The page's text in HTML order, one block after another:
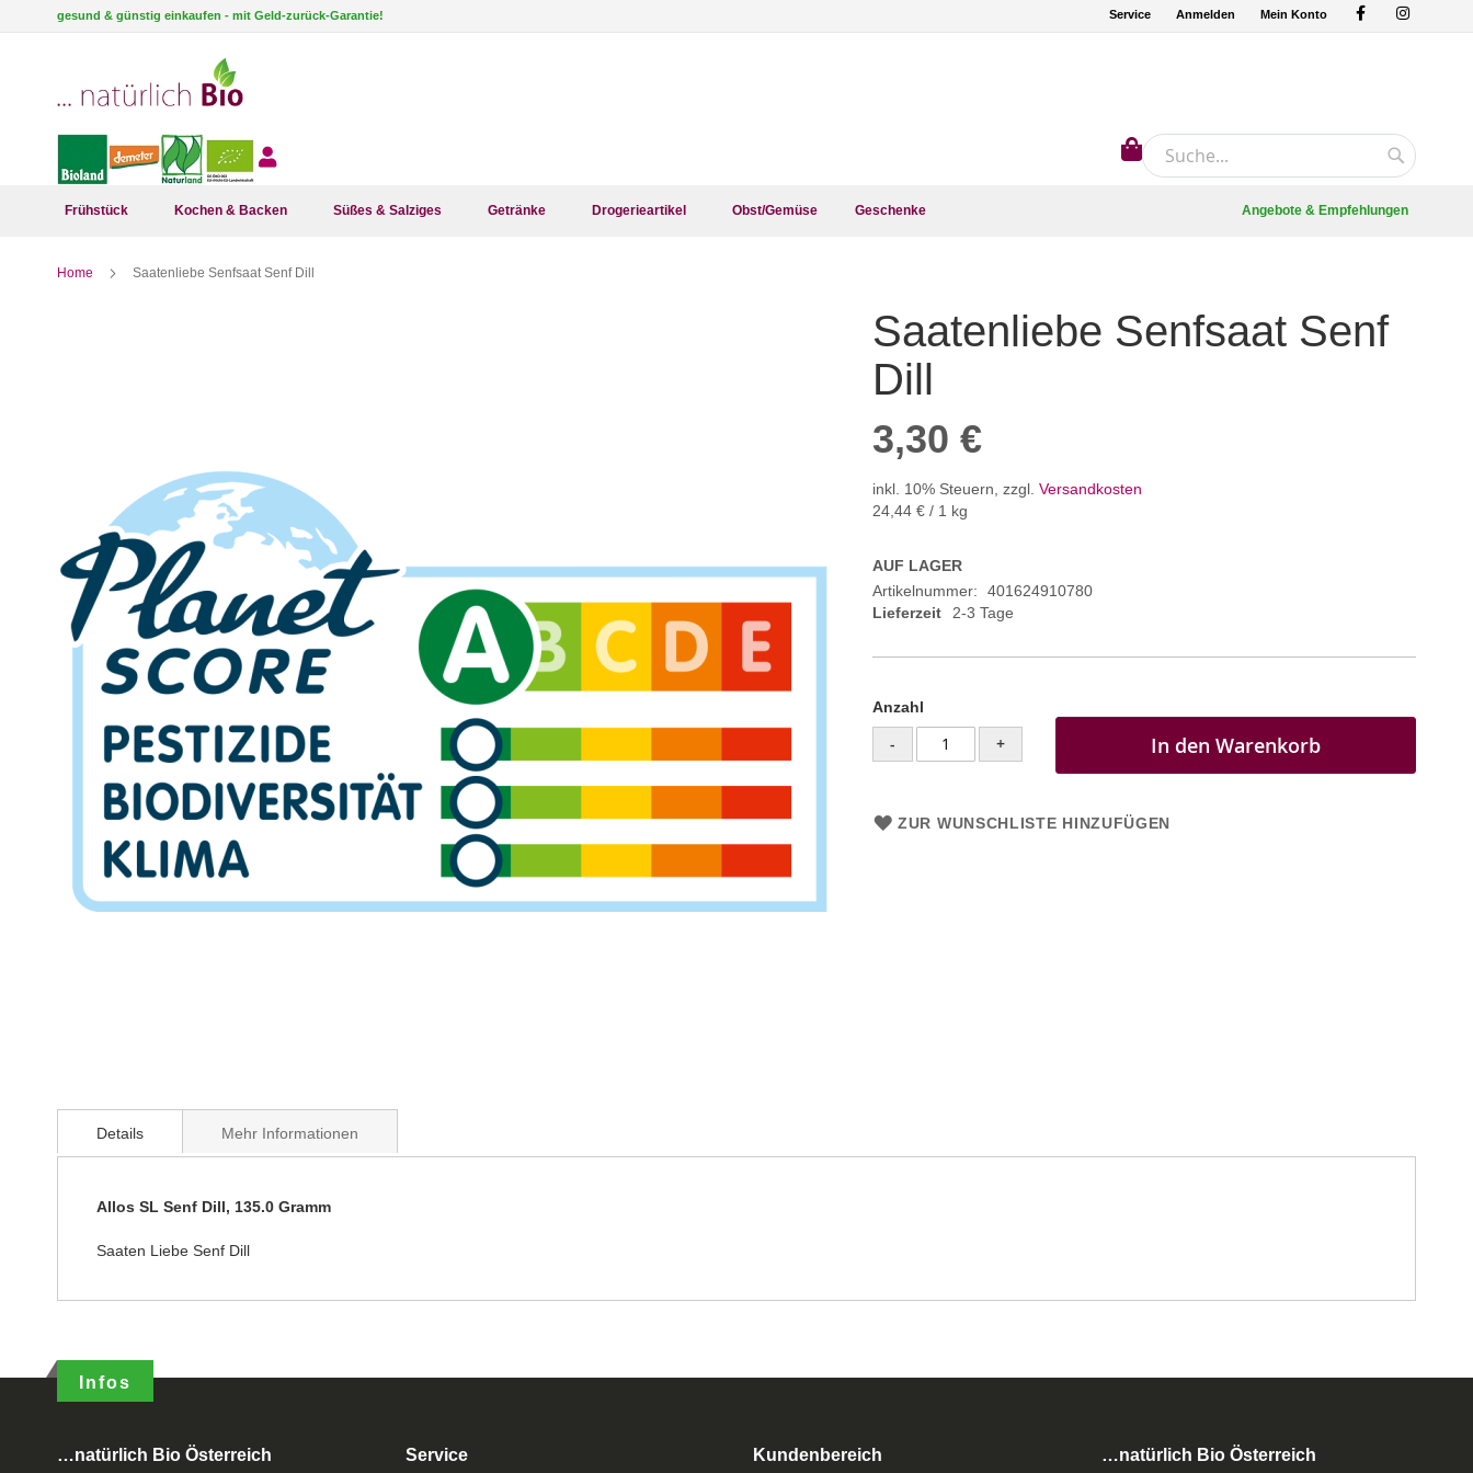
Direkt
gesund & günstig einkaufen - mit Geld-zurück-Garantie! Service Anmelden Mein Konto
Suche
Mein Warenkorb
Frühstück Kochen & Backen Süßes & Salziges Getränke Drogerieartikel Obst/Gemüse Geschenke Angebote & Empfehlungen
Home Saatenliebe Senfsaat Senf Dill
Anfang
Bildergalerie
Saatenliebe Senfsaat Senf
Dill
3,30 €
inkl. 10% Steuern zzgl. Versandkosten
24,44 € / 1 kg
AUF LAGER
Artikelnummer
401624910780
Lieferzeit
2-3 Tage
Anzahl
- + In den Warenkorb
ZUR WUNSCHLISTE HINZUFÜGEN
Details
Allos SL Senf Dill, 135.0 Gramm
Saaten Liebe Senf Dill
Mehr Informationen
Infos
…natürlich Bio Österreich Service Kundenbereich …natürlich Bio Österreich